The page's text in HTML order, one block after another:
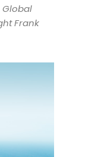
Global
Frank